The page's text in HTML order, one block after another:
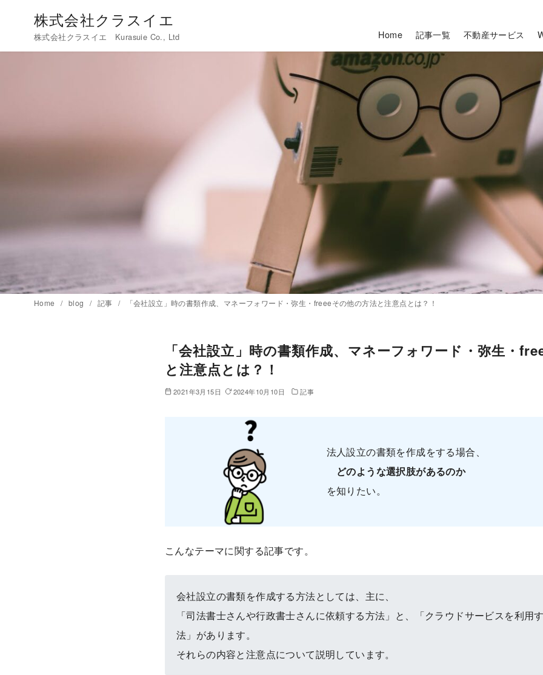
株式会社クラスイエ
株式会社クラスイエ Kurasuie Co., Ltd Home 記事一覧 不動産サービス
Home blog 記事 「会社設立」時の書類作成、マネーフォワード・弥生・freeeその他の方法と注意点とは？！
「会社設立」時の書類作成、マネーフォワード・弥生・
と注意点とは？！
2021年3月15日 2024年10月10日 記事
法人設立の書類を作成をする場合、
どのような選択肢があるのか
を知りたい。
こんなテーマに関する記事です。
会社設立の書類を作成する方法としては、主に、
「司法書士さんや行政書士さんに依頼する方法」と、「クラウドサービスを利用
法」があります。
それらの内容と注意点について説明しています。